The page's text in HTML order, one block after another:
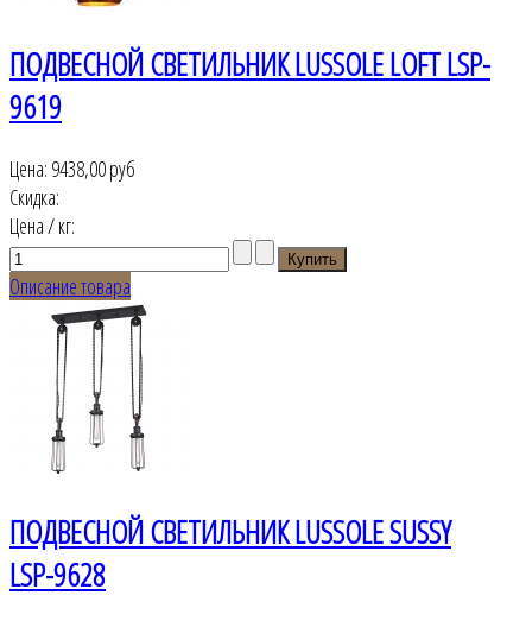
ПОДВЕСНОЙ СВЕТИЛЬНИК LUSSOLE LOFT LSP-
9619
Цена: 9438,00 руб
Скидка:
Цена / кг:
Описание товара
ПОДВЕСНОЙ СВЕТИЛЬНИК LUSSOLE SUSSY
LSP-9628